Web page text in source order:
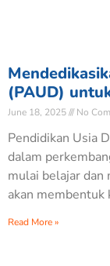
(PAUD)
June 18, 2025 No
Pendidikan Usia
dalam
mulai belajar dan
akan membentuk
Read More »